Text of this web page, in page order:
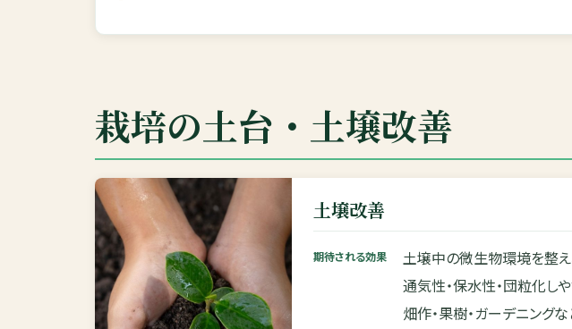
栽培の土台・土壌改善
土壌改善
期待される効果
土壌中の微生物環境を整え
通気性・保水性・団粒化し
畑作・果樹・ガーデニング